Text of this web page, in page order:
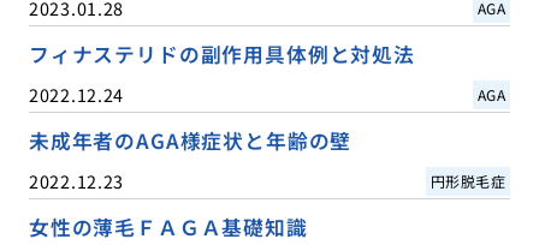
2023.01.28 AGA
フィナステリドの副作用具体例と対処法
2022.12.24 AGA
未成年者のAGA様症状と年齢の壁
2022.12.23 円形脱毛症
女性の薄毛ＦＡＧＡ基礎知識